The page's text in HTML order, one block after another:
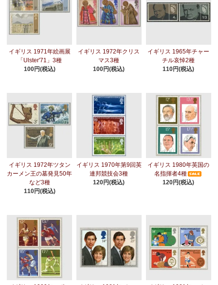
イギリス 1971年絵画展
「Ulster'71」3種
100円(税込)
イギリス 1972年クリス
マス3種
100円(税込)
イギリス 1965年チャー
チル哀悼2種
110円(税込)
イギリス 1972年ツタン
カーメン王の墓発見50年
など3種
110円(税込)
イギリス 1970年第9回英
連邦競技会3種
120円(税込)
イギリス 1980年英国の
名指揮者4種
120円(税込)